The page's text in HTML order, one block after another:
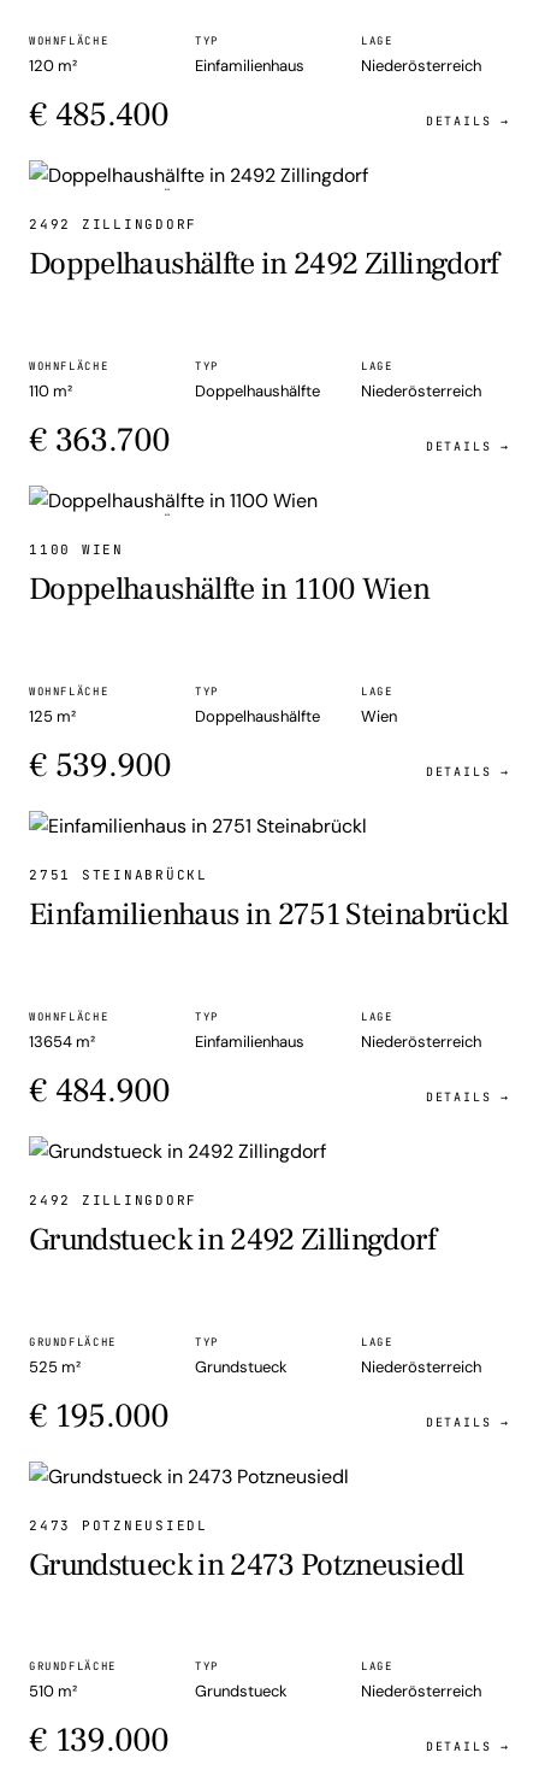
WOHNFLÄCHE
120 m²
TYP
Einfamilienhaus
LAGE
Niederösterreich
€ 485.400 DETAILS →
2492 ZILLINGDORF
Doppelhaushälfte in 2492 Zillingdorf
WOHNFLÄCHE
110 m²
TYP
Doppelhaushälfte
LAGE
Niederösterreich
€ 363.700 DETAILS →
1100 WIEN
Doppelhaushälfte in 1100 Wien
WOHNFLÄCHE
125 m²
TYP
Doppelhaushälfte
LAGE
Wien
€ 539.900 DETAILS →
2751 STEINABRÜCKL
Einfamilienhaus in 2751 Steinabrückl
WOHNFLÄCHE
13654 m²
TYP
Einfamilienhaus
LAGE
Niederösterreich
€ 484.900 DETAILS →
2492 ZILLINGDORF
Grundstueck in 2492 Zillingdorf
GRUNDFLÄCHE
525 m²
TYP
Grundstueck
LAGE
Niederösterreich
€ 195.000 DETAILS →
2473 POTZNEUSIEDL
Grundstueck in 2473 Potzneusiedl
GRUNDFLÄCHE
510 m²
TYP
Grundstueck
LAGE
Niederösterreich
€ 139.000 DETAILS →